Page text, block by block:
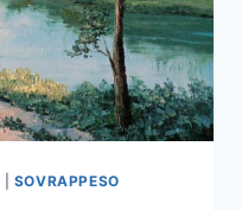
SOVRAPPESO